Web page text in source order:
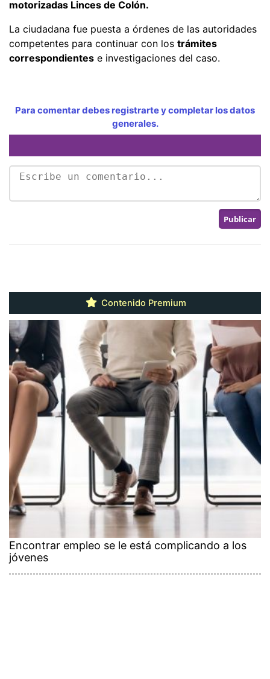
motorizadas Linces de Colón.
La ciudadana fue puesta a órdenes de las autoridades
competentes para continuar con los trámites
correspondientes e investigaciones del caso.
Para comentar debes registrarte y completar los datos
generales.
Contenido Premium
Encontrar empleo se le está complicando a los
jóvenes